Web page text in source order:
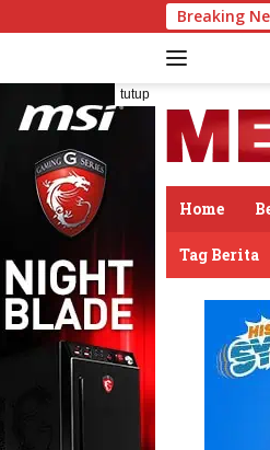
ke
Breaking
tutup
Home
Tag Berita